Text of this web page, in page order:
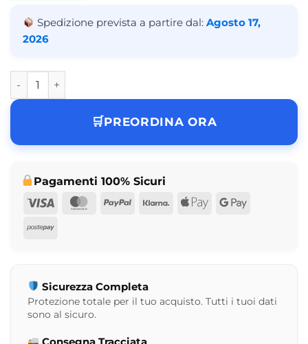
Spedizione prevista a partire dal:Agosto 17,
2026
Funko Pop Mad Hatter DISNEY N° 1770 quantità
PREORDINA ORA
Pagamenti 100% Sicuri
Visa
MasterCard
PayPalKlarna Apple Google
Postepay
Sicurezza Completa
Protezione totale per il tuo acquisto. Tutti i tuoi dati
sono al sicuro.
Consegna Tracciata